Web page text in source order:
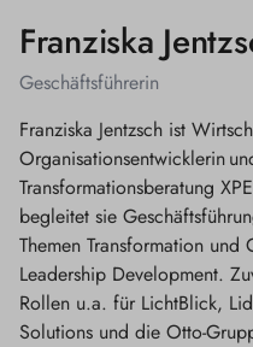
Franziska
Geschäftsführerin
Franziska Jentzsch ist
Organisationsentwicklerin
Transformationsberatung
begleitet sie
Themen Transformation und
Leadership Development.
Rollen u.a. für LichtBlick,
Solutions und die Otto-